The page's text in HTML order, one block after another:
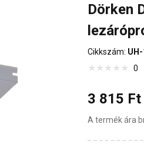
Dörken
Cikkszám:
0
3 815 Ft
A termék ára